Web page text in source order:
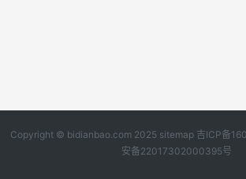
Copyright © bidianbao.com 2025 sitemap 吉ICP备
安备22017302000395号